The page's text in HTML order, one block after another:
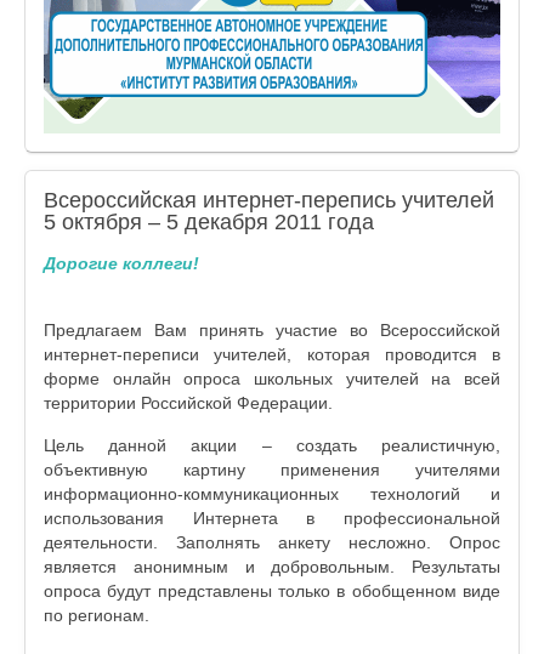
Всероссийская интернет-перепись учителей
5 октября – 5 декабря 2011 года
Дорогие коллеги!
Предлагаем Вам принять участие во Всероссийской
интернет-переписи учителей, которая проводится в
форме онлайн опроса школьных учителей на всей
территории Российской Федерации.
Цель данной акции – создать реалистичную,
объективную картину применения учителями
информационно-коммуникационных технологий и
использования Интернета в профессиональной
деятельности. Заполнять анкету несложно. Опрос
является анонимным и добровольным. Результаты
опроса будут представлены только в обобщенном виде
по регионам.